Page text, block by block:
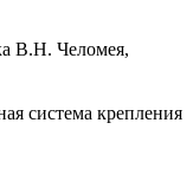
В.Н. Челомея,
система крепления